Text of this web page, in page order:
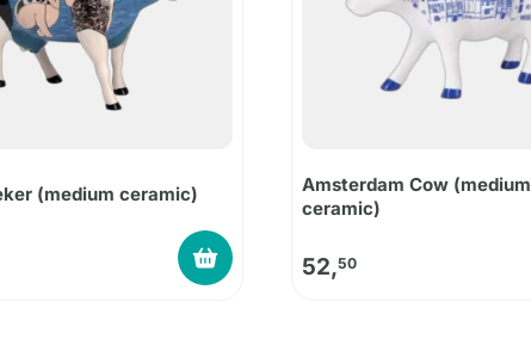
(medium ceramic)
Amsterdam Cow (medium
ceramic)
52,50